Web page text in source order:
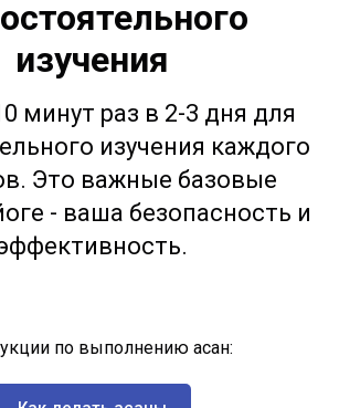
изучения
минут раз в 2-3 дня для
изучения каждого
Это важные базовые
- ваша безопасность и
по выполнению асан: